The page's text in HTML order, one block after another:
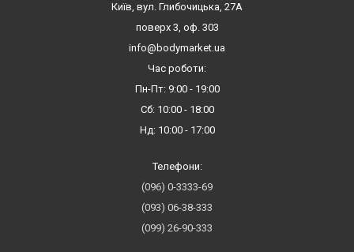
Київ, вул. Глибочицька, 27А
поверх 3, оф. 303
info@bodymarket.ua
Час роботи:
Пн-Пт: 9:00 - 19:00
Сб: 10:00 - 18:00
Нд: 10:00 - 17:00
Телефони:
(096) 0-3333-69
(093) 06-38-333
(099) 26-90-333